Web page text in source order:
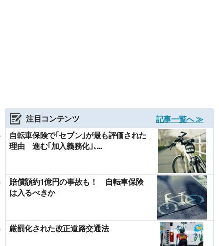
注目コンテンツ
記事一覧へ ≫
自転車保険で｢セブン｣が最も評価された
理由 進む｢加入義務化｣､...
賠償額約1億円の事故も！ 自転車保険
は入るべきか
厳罰化された改正道路交通法